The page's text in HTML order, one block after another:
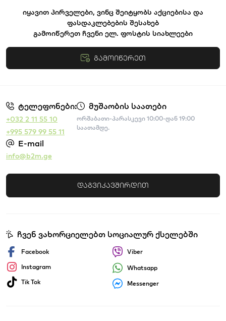
იყავით პირველები, ვინც შეიტყობს აქციებისა და
ფასდაკლებების შესახებ
გამოიწერეთ ჩვენი ელ. ფოსტის სიახლეები
გამოიწერეთ
წესები და პირობები
ტელეფონები:
+032 2 11 55 10
+995 579 99 55 11
მუშაობის საათები
ორშაბათი-პარასკევი 10:00-დან 19:00
საათამდე.
E-mail
info@b2m.ge
დაგვიკავშირდით
ჩვენ ვახორციელებთ სოციალურ ქსელებში
Facebook
Instagram
Tik Tok
Viber
Whatsapp
Messenger